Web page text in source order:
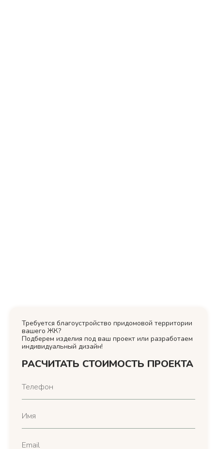
Требуется благоустройство придомовой территории
вашего ЖК?
Подберем изделия под ваш проект или разработаем
индивидуальный дизайн!
РАСЧИТАТЬ СТОИМОСТЬ ПРОЕКТА